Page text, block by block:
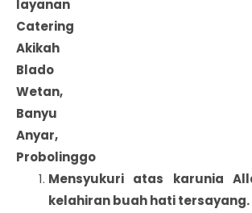
layanan
Catering
Akikah
Blado
Wetan,
Banyu
Anyar,
Probolinggo
Mensyukuri atas karunia
kelahiran buah hati tersayang.